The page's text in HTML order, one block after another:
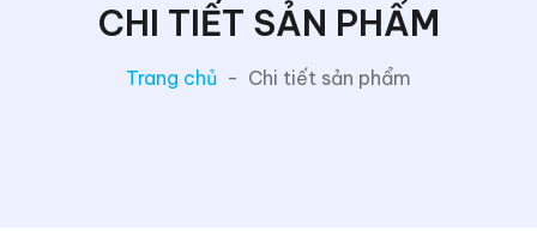
CHI TIẾT SẢN PHẨM
Trang chủ - Chi tiết sản phẩm